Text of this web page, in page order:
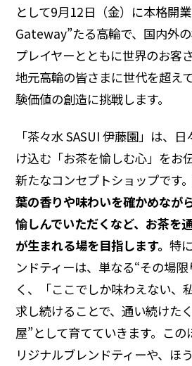
として9月12日（金）に本格開
Gateway”たる高輪で、国内外
プレイヤーとともに世界のお客
地元高輪の皆さまに世代を超え
験価値の創造に挑戦します。
「茶々水 SASUI 伊藤園」は、
け込む「お茶を愉しむ心」をお
新たなコンセプトショップです。
葉の香りや味わいを確かめなが
愉しんでいただくなど、お茶を
が生まれる場を目指します。 特
ンドティーは、単なる“その場
く、「ここでしか味わえない、
求し続けることで、通い続けた
屋”として育てていきます。こ
リジナルブレンドティーや、ほ